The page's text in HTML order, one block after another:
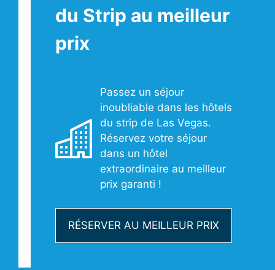
du Strip au meilleur
prix
Passez un séjour
inoubliable dans les hôtels
du strip de Las Vegas.
Réservez votre séjour
dans un hôtel
extraordinaire au meilleur
prix garanti !
RÉSERVER AU MEILLEUR PRIX